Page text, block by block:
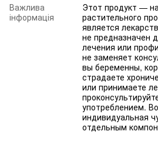
Важлива
інформація
Этот продукт —
растительного
является
не предназначен
лечения или
не заменяет
вы беременны,
страдаете
или принимаете
употреблением.
индивидуальная
отдельным